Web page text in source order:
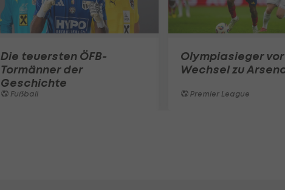
Die teuersten ÖFB-
Tormänner der
Geschichte
Fußball
Olympiasieger vor
Wechsel zu
Premier League